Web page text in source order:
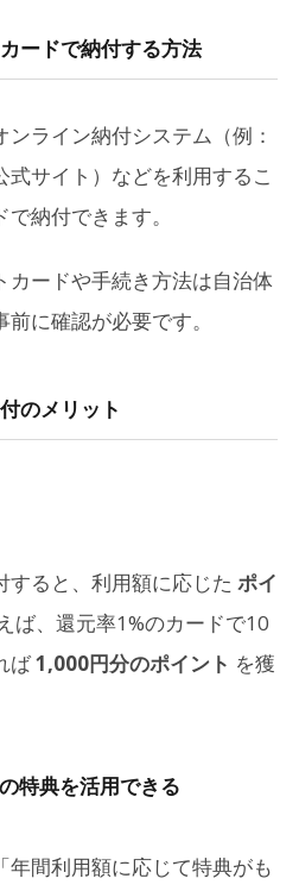
ードで納付する方法
ライン納付システム（例：
サイト）などを利用するこ
納付できます。
ードや手続き方法は自治体
に確認が必要です。
のメリット
すると、利用額に応じた ポイ
ば、還元率1%のカードで10
ば1,000円分のポイント を獲
特典を活用できる
年間利用額に応じて特典がも